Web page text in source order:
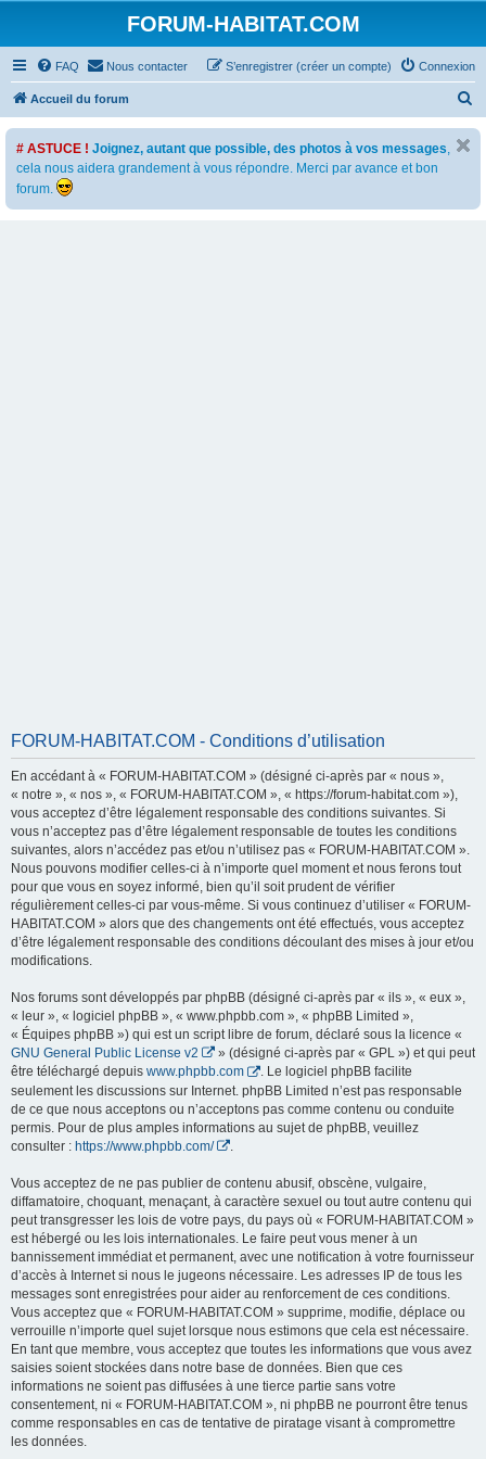
FORUM-HABITAT.COM
FAQ Nous contacter Connexion
S’enregistrer (créer un compte)
Accueil du forum
e
# ASTUCE ! Joignez, autant que possible, des photos à vos messages,
cela nous aidera grandement à vous répondre. Merci par avance et bon
forum.
FORUM-HABITAT.COM - Conditions d’utilisation
En accédant à « FORUM-HABITAT.COM » (désigné ci-après par « nous »,
« notre », « nos », « FORUM-HABITAT.COM », « https://forum-habitat.com »),
vous acceptez d’être légalement responsable des conditions suivantes. Si
vous n’acceptez pas d’être légalement responsable de toutes les conditions
suivantes, alors n’accédez pas et/ou n’utilisez pas « FORUM-HABITAT.COM ».
Nous pouvons modifier celles-ci à n’importe quel moment et nous ferons tout
pour que vous en soyez informé, bien qu’il soit prudent de vérifier
régulièrement celles-ci par vous-même. Si vous continuez d’utiliser « FORUM-
HABITAT.COM » alors que des changements ont été effectués, vous acceptez
d’être légalement responsable des conditions découlant des mises à jour et/ou
modifications.
Nos forums sont développés par phpBB (désigné ci-après par « ils », « eux »,
« leur », « logiciel phpBB », « www.phpbb.com », « phpBB Limited »,
« Équipes phpBB ») qui est un script libre de forum, déclaré sous la licence «
GNU General Public License v2
» (désigné ci-après par « GPL ») et qui peut
être téléchargé depuis www.phpbb.com
. Le logiciel phpBB facilite
seulement les discussions sur Internet. phpBB Limited n’est pas responsable
de ce que nous acceptons ou n’acceptons pas comme contenu ou conduite
permis. Pour de plus amples informations au sujet de phpBB, veuillez
consulter : https://www.phpbb.com/
Vous acceptez de ne pas publier de contenu abusif, obscène, vulgaire,
diffamatoire, choquant, menaçant, à caractère sexuel ou tout autre contenu qui
peut transgresser les lois de votre pays, du pays où « FORUM-HABITAT.COM »
est hébergé ou les lois internationales. Le faire peut vous mener à un
bannissement immédiat et permanent, avec une notification à votre fournisseur
d’accès à Internet si nous le jugeons nécessaire. Les adresses IP de tous les
messages sont enregistrées pour aider au renforcement de ces conditions.
Vous acceptez que « FORUM-HABITAT.COM » supprime, modifie, déplace ou
verrouille n’importe quel sujet lorsque nous estimons que cela est nécessaire.
En tant que membre, vous acceptez que toutes les informations que vous avez
saisies soient stockées dans notre base de données. Bien que ces
informations ne soient pas diffusées à une tierce partie sans votre
consentement, ni « FORUM-HABITAT.COM », ni phpBB ne pourront être tenus
comme responsables en cas de tentative de piratage visant à compromettre
les données.